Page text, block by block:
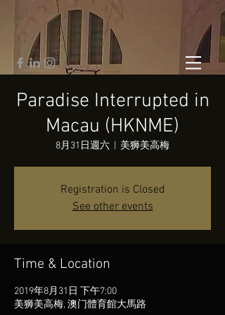
Paradise Interrupted in
Macau (HKNME)
8月31日週六 美狮美高梅
Registration is Closed
See other events
Time & Location
2019年8月31日 下午7:00
美狮美高梅, 澳门體育館大馬路